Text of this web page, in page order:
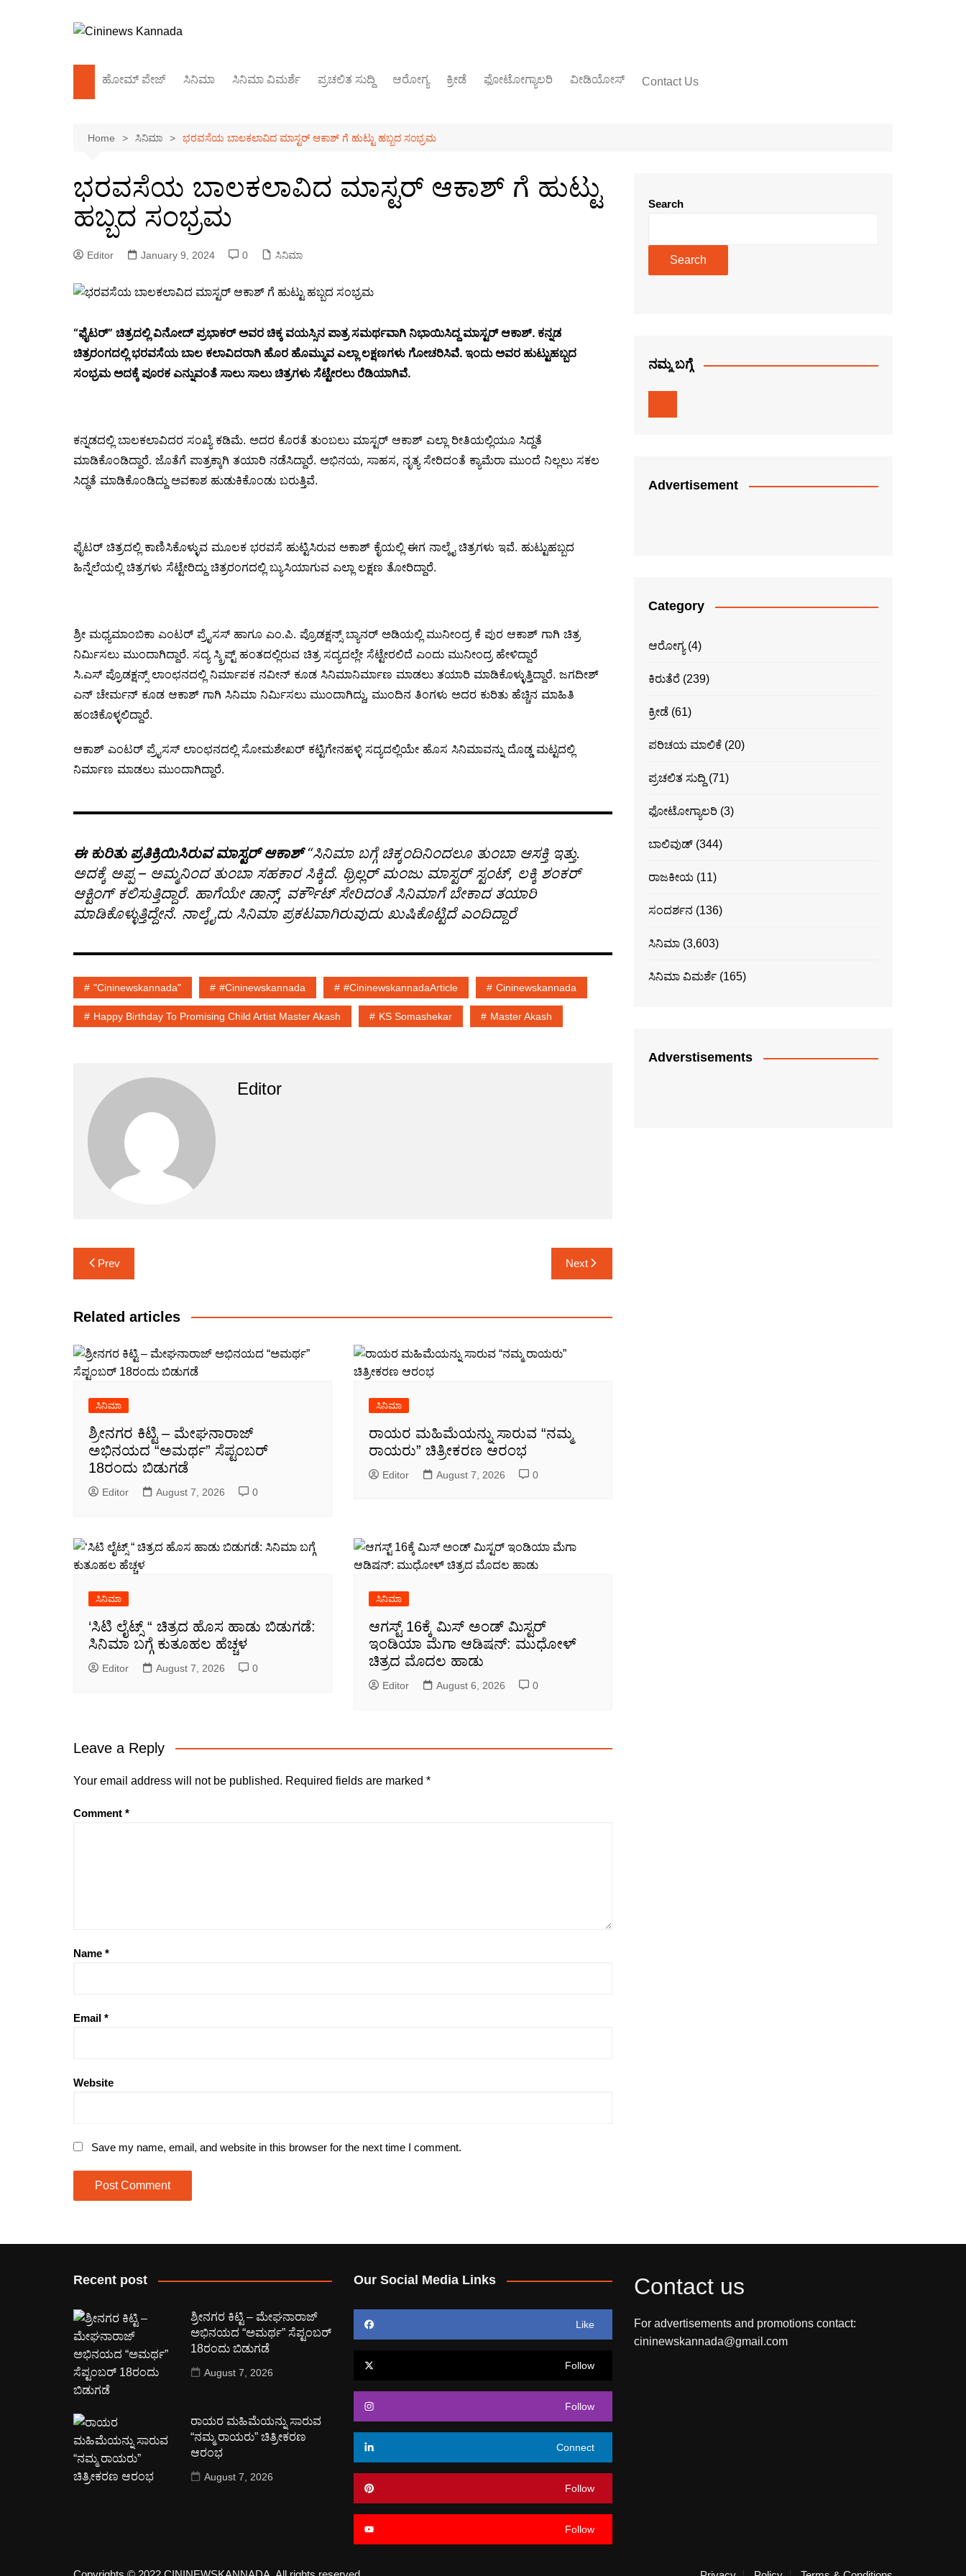
ಹೋಮ್‌ ಪೇಜ್ ಸಿನಿಮಾ
ಬಾಲಿವುಡ್
ಸಿನಿಮಾ ವಿಮರ್ಶೆ ಪ್ರಚಲಿತ ಸುದ್ದಿ ಆರೋಗ್ಯ ಕ್ರೀಡೆ ಫೋಟೋಗ್ಯಾಲರಿ ವೀಡಿಯೋಸ್ Contact Us
Home ಸಿನಿಮಾ ಭರವಸೆಯ ಬಾಲಕಲಾವಿದ ಮಾಸ್ಟರ್ ಆಕಾಶ್ ಗೆ ಹುಟ್ಟು ಹಬ್ಬದ ಸಂಭ್ರಮ
ಭರವಸೆಯ ಬಾಲಕಲಾವಿದ ಮಾಸ್ಟರ್ ಆಕಾಶ್ ಗೆ ಹುಟ್ಟು
ಹಬ್ಬದ ಸಂಭ್ರಮ
Editor January 9, 2024 0 ಸಿನಿಮಾ
“ಫೈಟರ್” ಚಿತ್ರದಲ್ಲಿ ವಿನೋದ್ ಪ್ರಭಾಕರ್ ಅವರ ಚಿಕ್ಕ ವಯಸ್ಸಿನ ಪಾತ್ರ ಸಮರ್ಥವಾಗಿ ನಿಭಾಯಿಸಿದ್ದ ಮಾಸ್ಟರ್ ಆಕಾಶ್. ಕನ್ನಡ
ಚಿತ್ರರಂಗದಲ್ಲಿ ಭರವಸೆಯ ಬಾಲ ಕಲಾವಿದರಾಗಿ ಹೊರ ಹೊಮ್ಮುವ ಎಲ್ಲಾ ಲಕ್ಷಣಗಳು ಗೋಚರಿಸಿವೆ. ಇಂದು ಅವರ ಹುಟ್ಟುಹಬ್ಬದ
ಸಂಭ್ರಮ ಅದಕ್ಕೆ ಪೂರಕ ಎನ್ನುವಂತೆ ಸಾಲು ಸಾಲು ಚಿತ್ರಗಳು ಸೆಟ್ಟೇರಲು ರೆಡಿಯಾಗಿವೆ.
ಕನ್ನಡದಲ್ಲಿ ಬಾಲಕಲಾವಿದರ ಸಂಖ್ಯೆ ಕಡಿಮೆ. ಅದರ ಕೊರತೆ ತುಂಬಲು ಮಾಸ್ಟರ್ ಆಕಾಶ್ ಎಲ್ಲಾ ರೀತಿಯಲ್ಲಿಯೂ ಸಿದ್ದತೆ
ಮಾಡಿಕೊಂಡಿದ್ದಾರೆ. ಜೊತೆಗೆ ಪಾತ್ರಕ್ಕಾಗಿ ತಯಾರಿ ನಡೆಸಿದ್ದಾರೆ. ಅಭಿನಯ, ಸಾಹಸ, ನೃತ್ಯ ಸೇರಿದಂತೆ ಕ್ಯಾಮೆರಾ ಮುಂದೆ ನಿಲ್ಲಲು ಸಕಲ
ಸಿದ್ಧತೆ ಮಾಡಿಕೊಂಡಿದ್ದು ಅವಕಾಶ ಹುಡುಕಿಕೊಂಡು ಬರುತ್ತಿವೆ.
ಫೈಟರ್ ಚಿತ್ರದಲ್ಲಿ ಕಾಣಿಸಿಕೊಳ್ಳುವ ಮೂಲಕ ಭರವಸೆ ಹುಟ್ಟಿಸಿರುವ ಅಕಾಶ್ ಕೈಯಲ್ಲಿ ಈಗ ನಾಲ್ಕೈ ಚಿತ್ರಗಳು ಇವೆ. ಹುಟ್ಟುಹಬ್ಬದ
ಹಿನ್ನೆಲೆಯಲ್ಲಿ ಚಿತ್ರಗಳು ಸೆಟ್ಟೇರಿದ್ದು ಚಿತ್ರರಂಗದಲ್ಲಿ ಬ್ಯುಸಿಯಾಗುವ ಎಲ್ಲಾ ಲಕ್ಷಣ ತೋರಿದ್ದಾರೆ.
ಶ್ರೀ ಮಧ್ಯಮಾಂಬಿಕಾ ಎಂಟರ್ ಪ್ರೈಸಸ್ ಹಾಗೂ ಎಂ.ಪಿ. ಪ್ರೊಡಕ್ಷನ್ಸ್ ಬ್ಯಾನರ್ ಅಡಿಯಲ್ಲಿ ಮುನೀಂದ್ರ ಕೆ ಪುರ ಆಕಾಶ್ ಗಾಗಿ ಚಿತ್ರ
ನಿರ್ಮಿಸಲು ಮುಂದಾಗಿದ್ದಾರೆ. ಸದ್ಯ ಸ್ಕ್ರಿಪ್ಟ್ ಹಂತದಲ್ಲಿರುವ ಚಿತ್ರ ಸದ್ಯದಲ್ಲೇ ಸೆಟ್ಟೇರಲಿದೆ ಎಂದು ಮುನೀಂದ್ರ ಹೇಳಿದ್ದಾರೆ
ಸಿ.ಎಸ್ ಪ್ರೊಡಕ್ಷನ್ಸ್ ಲಾಂಛನದಲ್ಲಿ ನಿರ್ಮಾಪಕ ನವೀನ್ ಕೂಡ ಸಿನಿಮಾನಿರ್ಮಾಣ ಮಾಡಲು ತಯಾರಿ ಮಾಡಿಕೊಳ್ಳುತ್ತಿದ್ದಾರೆ. ಜಗದೀಶ್
ಎನ್ ಚೇರ್ಮನ್ ಕೂಡ ಆಕಾಶ್ ಗಾಗಿ ಸಿನಿಮಾ ನಿರ್ಮಿಸಲು ಮುಂದಾಗಿದ್ದು, ಮುಂದಿನ ತಿಂಗಳು ಅದರ ಕುರಿತು ಹೆಚ್ಚಿನ ಮಾಹಿತಿ
ಹಂಚಿಕೊಳ್ಳಲಿದ್ದಾರೆ.
ಆಕಾಶ್ ಎಂಟರ್ ಪ್ರೈಸಸ್ ಲಾಂಛನದಲ್ಲಿ ಸೋಮಶೇಖರ್ ಕಟ್ಟಿಗೇನಹಳ್ಳಿ ಸದ್ಯದಲ್ಲಿಯೇ ಹೊಸ ಸಿನಿಮಾವನ್ನು ದೊಡ್ಡ ಮಟ್ಟದಲ್ಲಿ
ನಿರ್ಮಾಣ ಮಾಡಲು ಮುಂದಾಗಿದ್ದಾರೆ.
ಈ ಕುರಿತು ಪ್ರತಿಕ್ರಿಯಿಸಿರುವ ಮಾಸ್ಟರ್ ಆಕಾಶ್“ಸಿನಿಮಾ ಬಗ್ಗೆ ಚಿಕ್ಕಂದಿನಿಂದಲೂ ತುಂಬಾ ಆಸಕ್ತಿ ಇತ್ತು.
ಅದಕ್ಕೆ ಅಪ್ಪ – ಅಮ್ಮನಿಂದ ತುಂಬಾ ಸಹಕಾರ ಸಿಕ್ಕಿದೆ. ಥ್ರಿಲ್ಲರ್ ಮಂಜು ಮಾಸ್ಟರ್ ಸ್ಟಂಟ್, ಲಕ್ಕಿ ಶಂಕರ್
ಆಕ್ಟಿಂಗ್ ಕಲಿಸುತ್ತಿದ್ದಾರೆ. ಹಾಗೆಯೇ ಡಾನ್ಸ್, ವರ್ಕೌಟ್ ಸೇರಿದಂತೆ ಸಿನಿಮಾಗೆ ಬೇಕಾದ ತಯಾರಿ
ಮಾಡಿಕೊಳ್ಳುತ್ತಿದ್ದೇನೆ. ನಾಲ್ಕೈದು ಸಿನಿಮಾ ಪ್ರಕಟವಾಗಿರುವುದು ಖುಷಿಕೊಟ್ಟಿದೆ ಎಂದಿದ್ದಾರೆ
"cininewskannada" #cininewskannada #cininewskannadaArticle Cininewskannada
Happy Birthday To Promising Child Artist Master Akash KS Somashekar Master Akash
Editor
Post
navigation
Prev Next
Related articles
ಸಿನಿಮಾ
ಶ್ರೀನಗರ ಕಿಟ್ಟಿ – ಮೇಘನಾರಾಜ್
ಅಭಿನಯದ “ಅಮರ್ಥ” ಸೆಪ್ಟಂಬರ್
18ರಂದು ಬಿಡುಗಡೆ
Editor August 7, 2026 0
ಸಿನಿಮಾ
ರಾಯರ ಮಹಿಮೆಯನ್ನು ಸಾರುವ “ನಮ್ಮ
ರಾಯರು” ಚಿತ್ರೀಕರಣ ಆರಂಭ
Editor August 7, 2026 0
ಸಿನಿಮಾ
‘ಸಿಟಿ ಲೈಟ್ಸ್ “ ಚಿತ್ರದ ಹೊಸ ಹಾಡು ಬಿಡುಗಡೆ:
ಸಿನಿಮಾ ಬಗ್ಗೆ ಕುತೂಹಲ ಹೆಚ್ಚಳ
Editor August 7, 2026 0
ಸಿನಿಮಾ
ಆಗಸ್ಟ್ 16ಕ್ಕೆ ಮಿಸ್ ಅಂಡ್ ಮಿಸ್ಟರ್
ಇಂಡಿಯಾ ಮೆಗಾ ಆಡಿಷನ್: ಮುಧೋಳ್
ಚಿತ್ರದ ಮೊದಲ ಹಾಡು
Editor August 6, 2026 0
Leave a Reply
Your email address will not be published. Required fields are marked *
Comment *
Name *
Email *
Website
Save my name, email, and website in this browser for the next time I comment.
Search
Search
ನಮ್ಮ ಬಗ್ಗೆ
Advertisement
Category
ಆರೋಗ್ಯ(4)
ಕಿರುತೆರೆ (239)
ಕ್ರೀಡೆ (61)
ಪರಿಚಯ ಮಾಲಿಕೆ (20)
ಪ್ರಚಲಿತ ಸುದ್ದಿ (71)
ಫೋಟೋಗ್ಯಾಲರಿ (3)
ಬಾಲಿವುಡ್ (344)
ರಾಜಕೀಯ (11)
ಸಂದರ್ಶನ (136)
ಸಿನಿಮಾ (3,603)
ಸಿನಿಮಾ ವಿಮರ್ಶೆ (165)
Adverstisements
Recent post
ಶ್ರೀನಗರ ಕಿಟ್ಟಿ – ಮೇಘನಾರಾಜ್
ಅಭಿನಯದ “ಅಮರ್ಥ” ಸೆಪ್ಟಂಬರ್
18ರಂದು ಬಿಡುಗಡೆ
August 7, 2026
ರಾಯರ ಮಹಿಮೆಯನ್ನು ಸಾರುವ
“ನಮ್ಮ ರಾಯರು” ಚಿತ್ರೀಕರಣ
ಆರಂಭ
August 7, 2026
Our Social Media Links
Like
Follow
Follow
Connect
Follow
Follow
Contact us
For advertisements and promotions contact:
cininewskannada@gmail.com